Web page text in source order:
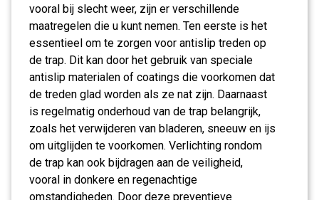
vooral bij slecht weer, zijn er verschillende
maatregelen die u kunt nemen. Ten eerste is het
essentieel om te zorgen voor antislip treden op
de trap. Dit kan door het gebruik van speciale
antislip materialen of coatings die voorkomen dat
de treden glad worden als ze nat zijn. Daarnaast
is regelmatig onderhoud van de trap belangrijk,
zoals het verwijderen van bladeren, sneeuw en ijs
om uitglijden te voorkomen. Verlichting rondom
de trap kan ook bijdragen aan de veiligheid,
vooral in donkere en regenachtige
omstandigheden. Door deze preventieve